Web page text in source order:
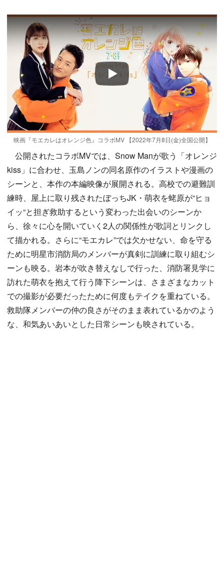
Play
映画『モエカレはオレンジ色』コラボMV 【2022年7月8日(金)全国公開】
公開されたコラボMVでは、Snow Manが歌う「オレンジ
kiss」に合わせ、玉島ノンの同名原作のイラストや漫画の
シーンと、本作の本編映像が展開される。高校での避難訓
練時、屋上に取り残されたぼっちJK・萌衣を蛯原が“ヒョ
イッ“と担ぎ救助するという変わった出会いのシーンか
ら、徐々に心を開いていく2人の関係性が歌詞とリンクし
て描かれる。さらに“モエカレ”では欠かせない、命を守る
ために明星市消防局のメンバーが真剣に訓練に取り組むシ
ーンも映る。岩本が吹き替えなしで行った、消防署見学に
訪れた萌衣を抱えて行う降下シーンは、さまざまなカット
での撮影が必要だったために何度もテイクを重ねている。
救助隊メンバーの仲の良さがそのまま表れているかのよう
な、和気あいあいとした日常シーンも映されている。